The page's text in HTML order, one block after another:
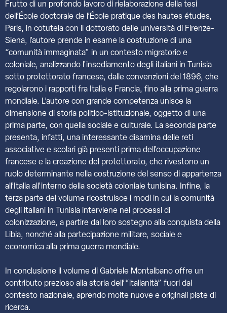
Frutto di un profondo lavoro di rielaborazione della tesi
dell’École doctorale de l’École pratique des hautes études,
Paris, in cotutela con il dottorato delle università di Firenze-
Siena, l’autore prende in esame la costruzione di una
“comunità immaginata” in un contesto migratorio e
coloniale, analizzando l’insediamento degli italiani in Tunisia
sotto protettorato francese, dalle convenzioni del 1896, che
regolarono i rapporti fra Italia e Francia, fino alla prima guerra
mondiale. L’autore con grande competenza unisce la
dimensione di storia politico-istituzionale, oggetto di una
prima parte, con quella sociale e culturale. La seconda parte
presenta, infatti, una interessante disamina delle reti
associative e scolari già presenti prima dell’occupazione
francese e la creazione del protettorato, che rivestono un
ruolo determinante nella costruzione del senso di appartenza
all’Italia all’interno della società coloniale tunisina. Infine, la
terza parte del volume ricostruisce i modi in cui la comunità
degli italiani in Tunisia interviene nei processi di
colonizzazione, a partire dal loro sostegno alla conquista della
Libia, nonché alla partecipazione militare, sociale e
economica alla prima guerra mondiale.
In conclusione il volume di Gabriele Montalbano offre un
contributo prezioso alla storia dell’“italianità” fuori dal
contesto nazionale, aprendo molte nuove e originali piste di
ricerca.